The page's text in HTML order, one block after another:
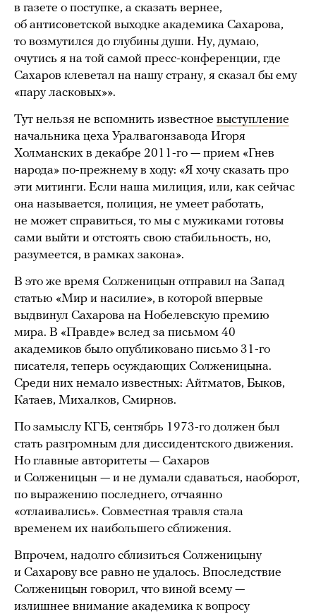
в газете о поступке, а сказать вернее,
об антисоветской выходке академика Сахарова,
то возмутился до глубины души. Ну, думаю,
очутись я на той самой пресс-конференции, где
Сахаров клеветал на нашу страну, я сказал бы ему
«пару ласковых»».
Тут нельзя не вспомнить известное выступление
начальника цеха Уралвагонзавода Игоря
Холманских в декабре 2011-го — прием «Гнев
народа» по-прежнему в ходу: «Я хочу сказать про
эти митинги. Если наша милиция, или, как сейчас
она называется, полиция, не умеет работать,
не может справиться, то мы с мужиками готовы
сами выйти и отстоять свою стабильность, но,
разумеется, в рамках закона».
В это же время Солженицын отправил на Запад
статью «Мир и насилие», в которой впервые
выдвинул Сахарова на Нобелевскую премию
мира. В «Правде» вслед за письмом 40
академиков было опубликовано письмо 31-го
писателя, теперь осуждающих Солженицына.
Среди них немало известных: Айтматов, Быков,
Катаев, Михалков, Смирнов.
По замыслу КГБ, сентябрь 1973-го должен был
стать разгромным для диссидентского движения.
Но главные авторитеты — Сахаров
и Солженицын — и не думали сдаваться, наоборот,
по выражению последнего, отчаянно
«отлаивались». Совместная травля стала
временем их наибольшего сближения.
Впрочем, надолго сблизиться Солженицыну
и Сахарову все равно не удалось. Впоследствие
Солженицын говорил, что виной всему —
излишнее внимание академика к вопросу